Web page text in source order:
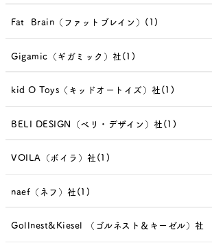
Fat Brain（ファットブレイン）(1)
Gigamic（ギガミック）社(1)
kid O Toys（キッドオートイズ）社(1)
BELI DESIGN（べリ・デザイン）社(1)
VOILA（ボイラ）社(1)
naef（ネフ）社(1)
Gollnest&Kiesel （ゴルネスト＆キーゼル）